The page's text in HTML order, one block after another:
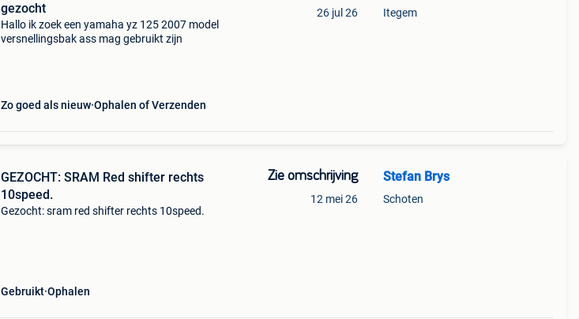
gezocht
Hallo ik zoek een yamaha yz 125 2007 model
versnellingsbak ass mag gebruikt zijn
Zo goed als nieuw Ophalen of Verzenden
26 jul 26 Itegem
GEZOCHT: SRAM Red shifter rechts
10speed.
Gezocht: sram red shifter rechts 10speed.
Gebruikt Ophalen
Zie omschrijving
12 mei 26
Stefan Brys
Schoten